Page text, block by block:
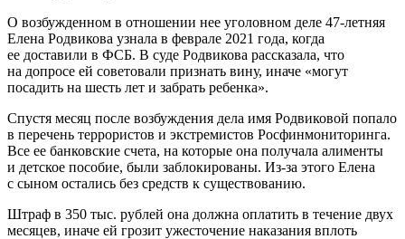
О возбужденном в отношении нее уголовном деле 47-летняя
Елена Родвикова узнала в феврале 2021 года, когда
ее доставили в ФСБ. В суде Родвикова рассказала, что
на допросе ей советовали признать вину, иначе «могут
посадить на шесть лет и забрать ребенка».
Спустя месяц после возбуждения дела имя Родвиковой попало
в перечень террористов и экстремистов Росфинмониторинга.
Все ее банковские счета, на которые она получала алименты
и детское пособие, были заблокированы. Из-за этого Елена
с сыном остались без средств к существованию.
Штраф в 350 тыс. рублей она должна оплатить в течение двух
месяцев, иначе ей грозит ужесточение наказания вплоть